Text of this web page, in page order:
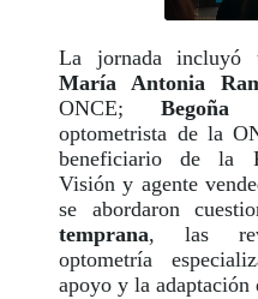
La jornada incluyó
María Antonia
ONCE; Begoña
optometrista de la
beneficiario de la
Visión y agente
se abordaron
temprana, las
optometría
apoyo y la adaptación